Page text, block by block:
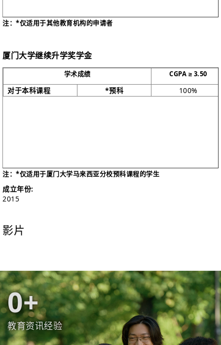
注：*仅适用于其他教育机构的申请者
厦门大学继续升学奖学金
学术成绩 CGPA ≥ 3.50
对于本科课程 *预科 100%
注：*仅适用于厦门大学马来西亚分校预科课程的学生
成立年份:
2015
影片
0
教育资讯经验